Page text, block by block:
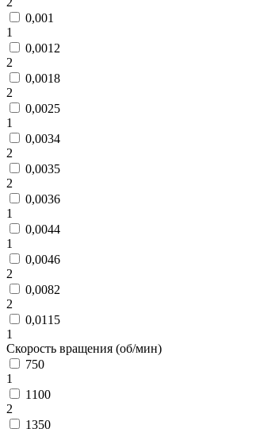
0,001
1
0,0012
2
0,0018
2
0,0025
1
0,0034
2
0,0035
2
0,0036
1
0,0044
1
0,0046
2
0,0082
2
0,0115
1
Скорость вращения (об/мин)
750
1
1100
2
1350